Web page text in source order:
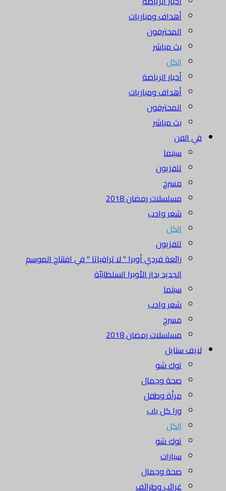
أهداف ومباريات
المحترفون
بث مباشر
الكل
أخبار الرياضة
أهداف ومباريات
المحترفون
بث مباشر
في الفن
سينما
تلفزيون
مسرح
مسلسلات رمضان 2018
شعر وادب
الكل
تلفزيون
رائعة فردي أوبرا " لا ترافياتا " في افتتاح الموسم
الجديد بدار الأوبرا السلطانيّة
سينما
شعر وادب
مسرح
مسلسلات رمضان 2018
لايف ستايل
توك شو
صحة وجمال
مرأة وطفل
ورا كل باب
الكل
توك شو
سيارات
صحة وجمال
غرائب وطرائف